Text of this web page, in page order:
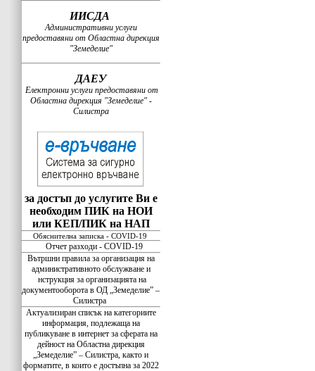
ИИСДА
Административни услуги
предоставяни от Областна дирекция
"Земеделие"
ДАЕУ
Електронни услуги предоставяни от
Областна дирекция "Земеделие" -
Силистра
за достъп до услугите Ви е
необходим ПИК на НОИ
или КЕП/ПИК на НАП
Обяснителна записка - COVID-19
Отчет разходи - COVID-19
Вътршни правила за организация на
административното обслужване и
нструкция за организацията на
документооборота в ОД „Земеделие” –
Силистра
Актуализиран списък на категориите
информация, подлежаща на
публикуване в интернет за сферата на
дейност на Областна дирекция
„Земеделие” – Силистра, както и
форматите, в които е достъпна за 2022